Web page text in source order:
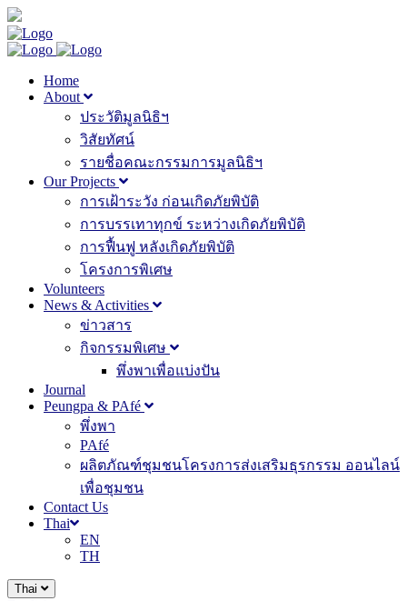
Home
About
ประวัติมูลนิธิฯ
วิสัยทัศน์
รายชื่อคณะกรรมการมูลนิธิฯ
Our Projects
การเฝ้าระวัง ก่อนเกิดภัยพิบัติ
การบรรเทาทุกข์ ระหว่างเกิดภัยพิบัติ
การฟื้นฟู หลังเกิดภัยพิบัติ
โครงการพิเศษ
Volunteers
News & Activities
ข่าวสาร
กิจกรรมพิเศษ
พึ่งพาเพื่อแบ่งปัน
Journal
Peungpa & PAfé
พึ่งพา
PAfé
ผลิตภัณฑ์ชุมชนโครงการส่งเสริมธุรกรรม ออนไลน์
เพื่อชุมชน
Contact Us
Thai
EN
TH
Thai